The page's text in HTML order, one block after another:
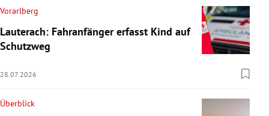
Vorarlberg
Lauterach: Fahranfänger erfasst Kind auf
Schutzweg
28.07.2026
Überblick